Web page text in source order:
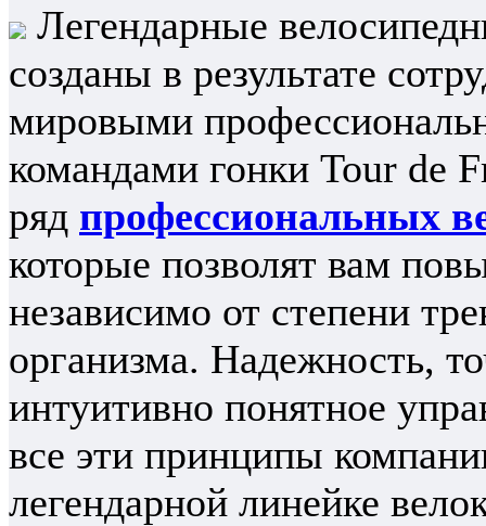
Легендарные
созданы в результате
мировыми
командами гонки Tour de
ряд профессиональных
которые позволят вам
независимо от степени
организма. Надежность,
интуитивно понятное
все эти принципы
легендарной линейке